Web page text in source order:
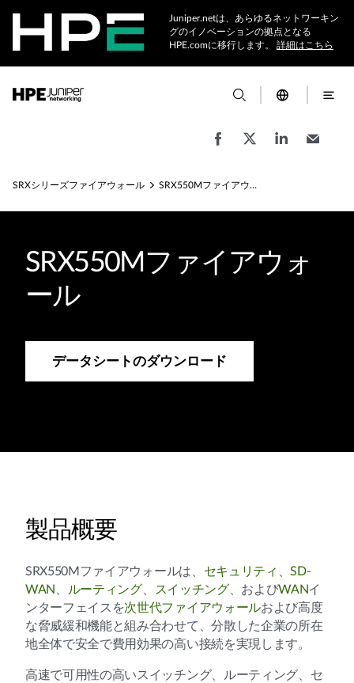
Juniper.netは、あらゆるネットワーキン
グのイノベーションの拠点となる
HPE.comに移行します。 詳細はこちら
SRXシリーズファイアウォール SRX550Mファイアウォール
SRX550Mファイアウォ
ール
データシートのダウンロード
製品概要
SRX550Mファイアウォールは、 セキュリティ 、SD-
WAN
ルーティング、 スイッチング、およびWANイ
ンターフェイスを次世代ファイアウォールおよび高度
な脅威緩和機能と組み合わせて、分散した企業の所在
地全体で安全で費用効果の高い接続を実現します。
高速で可用性の高いスイッチング、ルーティング、セ